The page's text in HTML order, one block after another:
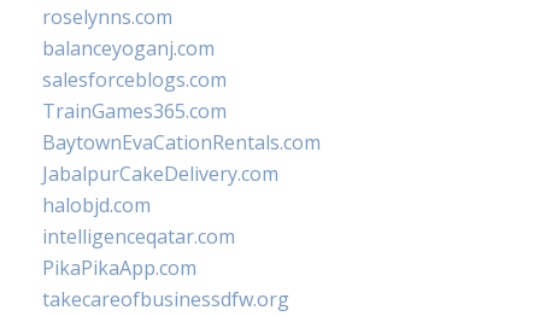
roselynns.com
balanceyoganj.com
salesforceblogs.com
TrainGames365.com
BaytownEvaCationRentals.com
JabalpurCakeDelivery.com
halobjd.com
intelligenceqatar.com
PikaPikaApp.com
takecareofbusinessdfw.org